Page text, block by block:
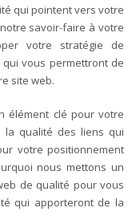
qui pointent vers votre
savoir-faire à votre
votre stratégie de
vous permettront de
site web.
élément clé pour votre
la qualité des liens qui
votre positionnement
nous mettons un
de qualité pour vous
qui apporteront de la